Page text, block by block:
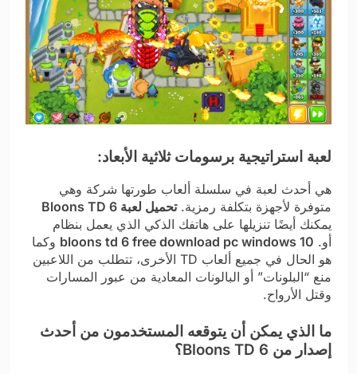
لعبة استراتيجية برسومات ثلاثية الأبعاد:
هي أحدث لعبة في سلسلة ألعاب طورتها شركة وهي
متوفرة لأجهزة بتكلفة رمزية.تحميل لعبة Bloons TD 6
يمكنك أيضًا تنزيلها على هاتفك الذكي الذي يعمل بنظام
أو. bloons td 6 free download pc windows 10 وكما
هو الحال في جميع ألعاب TD الأخرى، تتطلب من اللاعبين
منع “البلونات” أو البالونات المعادية من عبور المسارات
وقتل الأرواح.
ما الذي يمكن أن يتوقعه المستخدمون من أحدث
إصدار من Bloons TD 6؟